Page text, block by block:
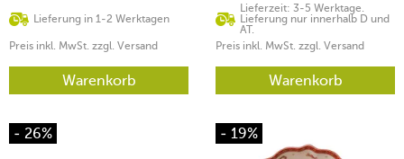
Lieferung in 1-2 Werktagen
Preis inkl. MwSt. zzgl. Versand
Warenkorb
Lieferzeit: 3-5 Werktage.
Lieferung nur innerhalb D und
AT.
Preis inkl. MwSt. zzgl. Versand
Warenkorb
- 26% - 19%